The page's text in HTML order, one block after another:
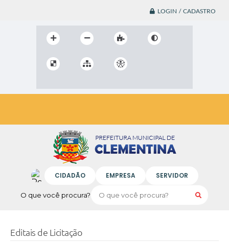
LOGIN / CADASTRO
O que você procura?
CIDADÃO EMPRESA SERVIDOR
Editais de Licitação